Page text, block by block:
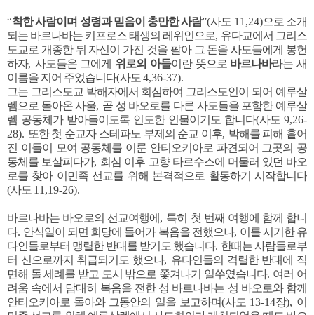
“착한 사람이며 성령과 믿음이 충만한 사람”(사도 11,24)으로 소개
되는 바르나바는 키프로스 태생의 레위인으로, 유다교에서 그리스
도교로 개종한 뒤 자신이 가진 것을 팔아 그 돈을 사도들에게 봉헌
하자, 사도들은 그에게 위로의 아들이란 뜻으로 바르나바라는 새
이름을 지어 주었습니다(사도 4,36-37).
그는 그리스도교 박해자에서 회심하여 그리스도인이 되어 예루살
렘으로 돌아온 사울, 곧 성 바오로를 다른 사도들을 포함한 예루살
렘 공동체가 받아들이도록 인도한 인물이기도 합니다(사도 9,26-
28). 또한 첫 순교자 스테파노 부제의 순교 이후, 박해를 피해 흩어
진 이들이 모여 공동체를 이룬 안티오키아로 파견되어 그곳의 공
동체를 보살피다가, 회심 이후 고향 타르수스에 머물러 있던 바오
로를 찾아 이민족 선교를 위해 본격적으로 활동하기 시작합니다
(사도 11,19-26).
바르나바는 바오로의 선교여행에 , 특히 첫 번째 여행에 함께 합니
다. 안식일이 되면 회당에 들어가 복음을 전했으나, 이를 시기한 유
다인들로부터 맹렬한 반대를 받기도 했습니다. 한때는 사람들로부
터 신으로까지 취급되기도 했으나, 유다인들의 격렬한 반대에 직
면해 돌 세례를 받고 도시 밖으로 쫓겨나기 일쑤였습니다. 여러 어
려움 속에서 담대히 복음을 전한 성 바르나바는 성 바오로와 함께
안티오키아로 돌아와 그동안의 일을 보고하며(사도 13-14장), 이